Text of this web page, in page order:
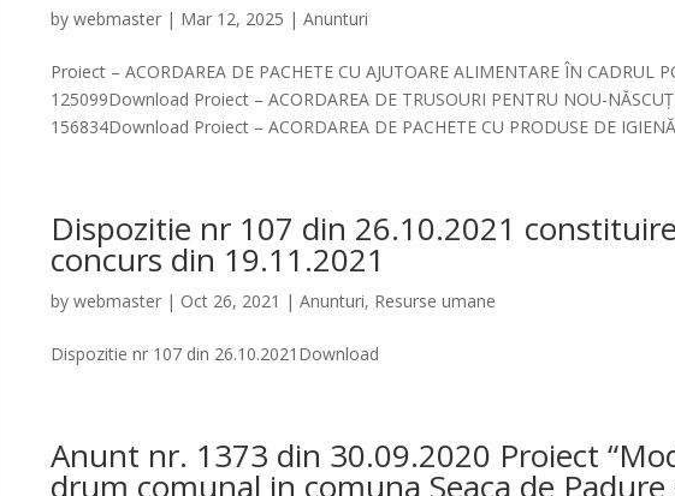
bywebmaster | Mar 12, 2025 |Anunturi
Proiect – ACORDAREA DE PACHETE CU AJUTOARE ALIMENTARE ÎN CADRUL
125099Download Proiect – ACORDAREA DE TRUSOURI PENTRU NOU-
156834Download Proiect – ACORDAREA DE PACHETE CU PRODUSE DE
Dispozitie nr 107 din 26.10.2021
concurs din 19.11.2021
bywebmaster | Oct 26, 2021 |Anunturi, Resurse umane
Dispozitie nr 107 din 26.10.2021Download
Anunt nr. 1373 din 30.09.2020 Proiect
drum comunal in comuna Seaca de Padure